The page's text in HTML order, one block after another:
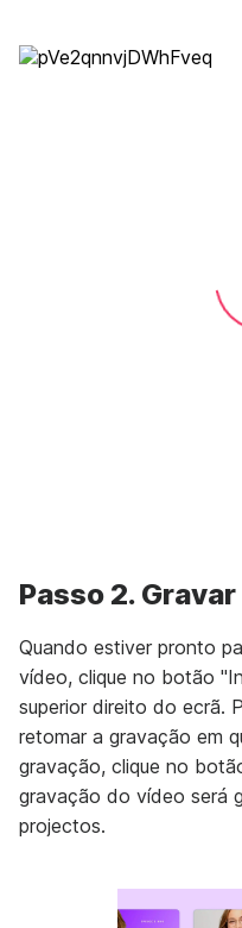
Passo 2.
Quando estiver pronto
vídeo, clique no botão
superior direito do ecrã.
retomar a gravação em
gravação, clique no
gravação do vídeo será
projectos.